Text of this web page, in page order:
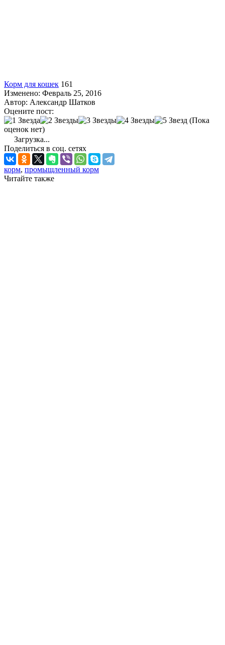
Корм для кошек 161
Изменено: Февраль 25, 2016
Автор: Александр Шатков
Оцените пост:
(Пока
оценок нет)
Загрузка...
Поделиться в соц. сетях
корм, промыщленный корм
Читайте также